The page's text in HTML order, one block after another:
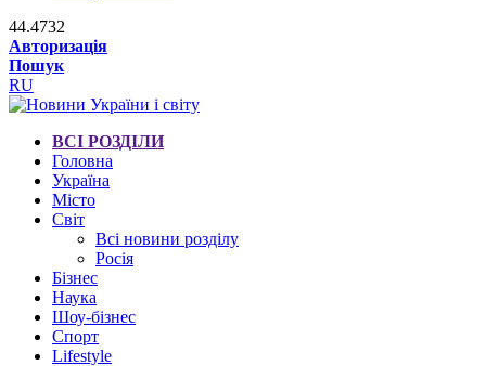
44.4732
Авторизація
Пошук
RU
ВСІ РОЗДІЛИ
Головна
Україна
Місто
Світ
Всі новини розділу
Росія
Бізнес
Наука
Шоу-бізнес
Спорт
Lifestyle